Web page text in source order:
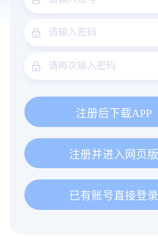
注册后下载APP
注册并进入网页版
已有账号直接登录